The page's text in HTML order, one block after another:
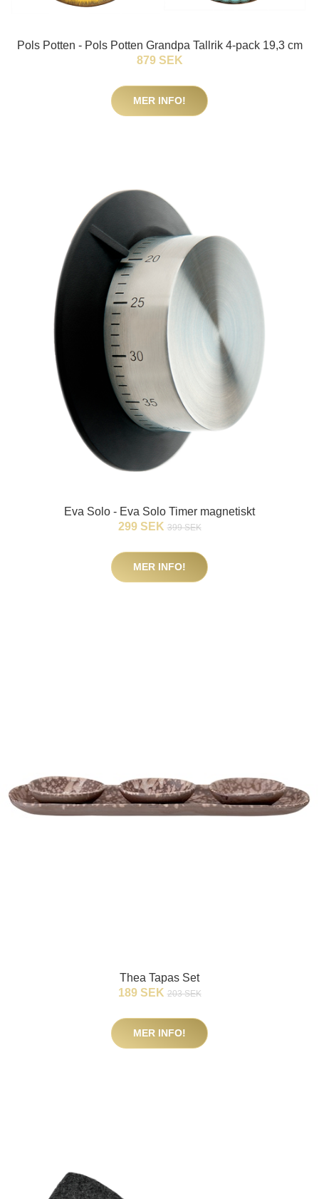
Pols Potten - Pols Potten Grandpa Tallrik 4-pack 19,3 cm
879 SEK
MER INFO!
Eva Solo - Eva Solo Timer magnetiskt
299 SEK 399 SEK
MER INFO!
Thea Tapas Set
189 SEK 203 SEK
MER INFO!